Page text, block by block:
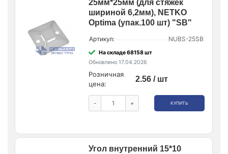
25мм*25мм (для стяжек
шириной 6,2мм), NETKO
Optima (упак.100 шт) "SB"
Артикул: NUBS-25SB
На складе 68158 шт
Обновлено 17.04.2026
Розничная
цена:
2.56 / шт
- + КУПИТЬ
Угол внутренний 15*10